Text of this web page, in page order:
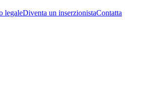
legaleDiventa un inserzionistaContatta